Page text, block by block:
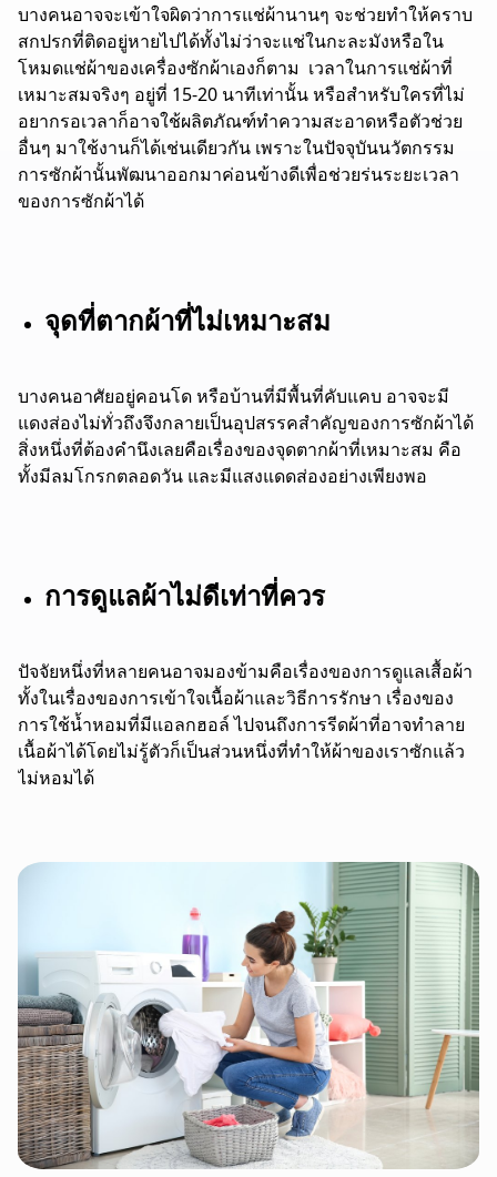
บางคนอาจจะเข้าใจผิดว่าการแช่ผ้านานๆ จะช่วยทำให้คราบ
สกปรกที่ติดอยู่หายไปได้ทั้งไม่ว่าจะแช่ในกะละมังหรือใน
โหมดแช่ผ้าของเครื่องซักผ้าเองก็ตาม เวลาในการแช่ผ้าที่
เหมาะสมจริงๆ อยู่ที่ 15-20 นาทีเท่านั้น หรือสำหรับใครที่ไม่
อยากรอเวลาก็อาจใช้ผลิตภัณฑ์ทำความสะอาดหรือตัวช่วย
อื่นๆ มาใช้งานก็ได้เช่นเดียวกัน เพราะในปัจจุบันนวัตกรรม
การซักผ้านั้นพัฒนาออกมาค่อนข้างดีเพื่อช่วยร่นระยะเวลา
ของการซักผ้าได้
จุดที่ตากผ้าที่ไม่เหมาะสม
บางคนอาศัยอยู่คอนโด หรือบ้านที่มีพื้นที่คับแคบ อาจจะมี
แดงส่องไม่ทั่วถึงจึงกลายเป็นอุปสรรคสำคัญของการซักผ้าได้
สิ่งหนึ่งที่ต้องคำนึงเลยคือเรื่องของจุดตากผ้าที่เหมาะสม คือ
ทั้งมีลมโกรกตลอดวัน และมีแสงแดดส่องอย่างเพียงพอ
การดูแลผ้าไม่ดีเท่าที่ควร
ปัจจัยหนึ่งที่หลายคนอาจมองข้ามคือเรื่องของการดูแลเสื้อผ้า
ทั้งในเรื่องของการเข้าใจเนื้อผ้าและวิธีการรักษา เรื่องของ
การใช้น้ำหอมที่มีแอลกฮอล์ ไปจนถึงการรีดผ้าที่อาจทำลาย
เนื้อผ้าได้โดยไม่รู้ตัวก็เป็นส่วนหนึ่งที่ทำให้ผ้าของเราซักแล้ว
ไม่หอมได้